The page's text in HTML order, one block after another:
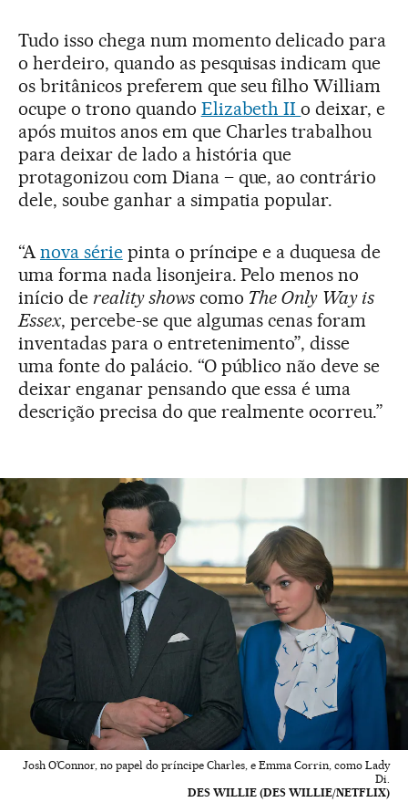
Tudo isso chega num momento delicado para
o herdeiro, quando as pesquisas indicam que
os britânicos preferem que seu filho William
ocupe o trono quando Elizabeth IIo deixar, e
após muitos anos em que Charles trabalhou
para deixar de lado a história que
protagonizou com Diana – que, ao contrário
dele, soube ganhar a simpatia popular.
“A nova sériepinta o príncipe e a duquesa de
uma forma nada lisonjeira. Pelo menos no
início de reality showscomo The Only Way is
Essex, percebe-se que algumas cenas foram
inventadas para o entretenimento”, disse
uma fonte do palácio. “O público não deve se
deixar enganar pensando que essa é uma
descrição precisa do que realmente ocorreu.”
Josh O’Connor, no papel do príncipe Charles, e Emma Corrin, como Lady
Di.
DES WILLIE (DES WILLIE/NETFLIX)